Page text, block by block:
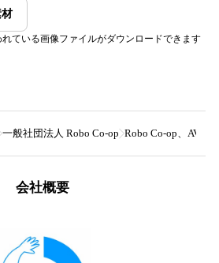
ている画像ファイルがダウンロードできます
一般社団法人 Robo Co-op Robo Co-op、
会社概要